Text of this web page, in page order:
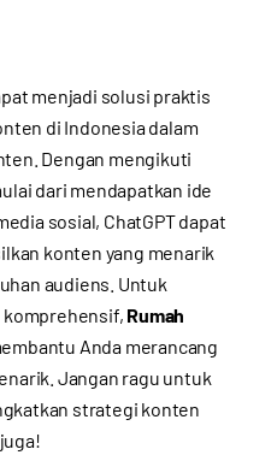
menjadi solusi praktis
di Indonesia dalam
Dengan mengikuti
dari mendapatkan ide
sosial, ChatGPT dapat
konten yang menarik
audiens. Untuk
Rumah
Anda merancang
Jangan ragu untuk
strategi konten